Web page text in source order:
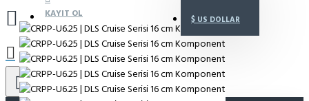
KAYIT OL
$ US DOLLAR